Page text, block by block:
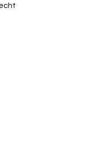
umgetauscht werden -